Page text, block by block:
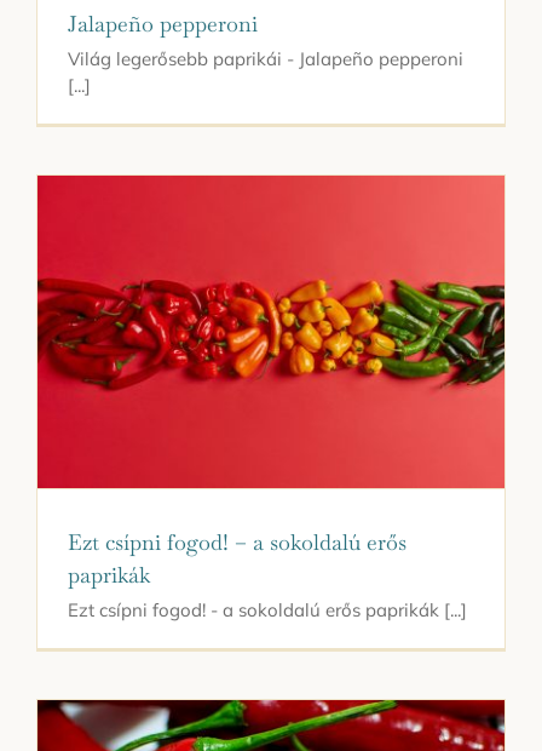
Jalapeño pepperoni
Világ legerősebb paprikái - Jalapeño pepperoni
[...]
Ezt csípni fogod! – a sokoldalú erős
paprikák
Ezt csípni fogod! - a sokoldalú erős paprikák [...]